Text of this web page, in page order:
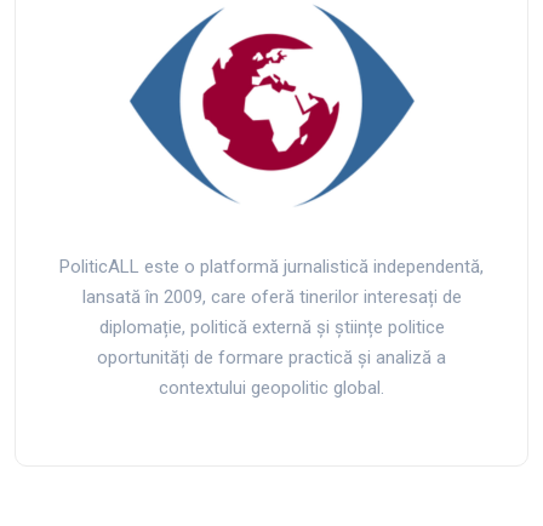
PoliticALL este o platformă jurnalistică independentă,
lansată în 2009, care oferă tinerilor interesați de
diplomație, politică externă și științe politice
oportunități de formare practică și analiză a
contextului geopolitic global.